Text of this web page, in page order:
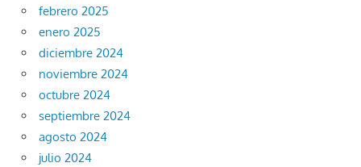
febrero 2025
enero 2025
diciembre 2024
noviembre 2024
octubre 2024
septiembre 2024
agosto 2024
julio 2024